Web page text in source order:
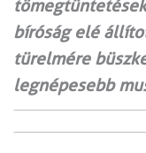
bíróság elé
türelmére
legnépesebb